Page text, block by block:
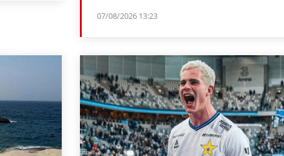
07/08/2026 13:23